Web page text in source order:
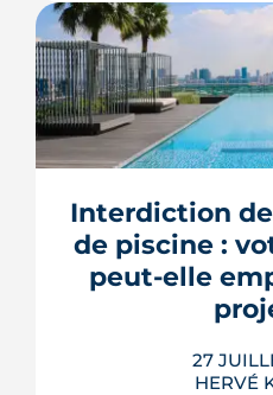
Trente mesures,
d'ordre : faire agir
Le deuxième méga-
photovoltaïque et
plusieurs de ses
déjà le juge
LIRE
Interdiction
de piscine :
peut-elle
27
HERVÉ